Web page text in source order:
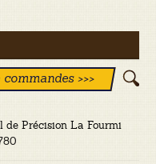
>>>
de Précision La Fourmi